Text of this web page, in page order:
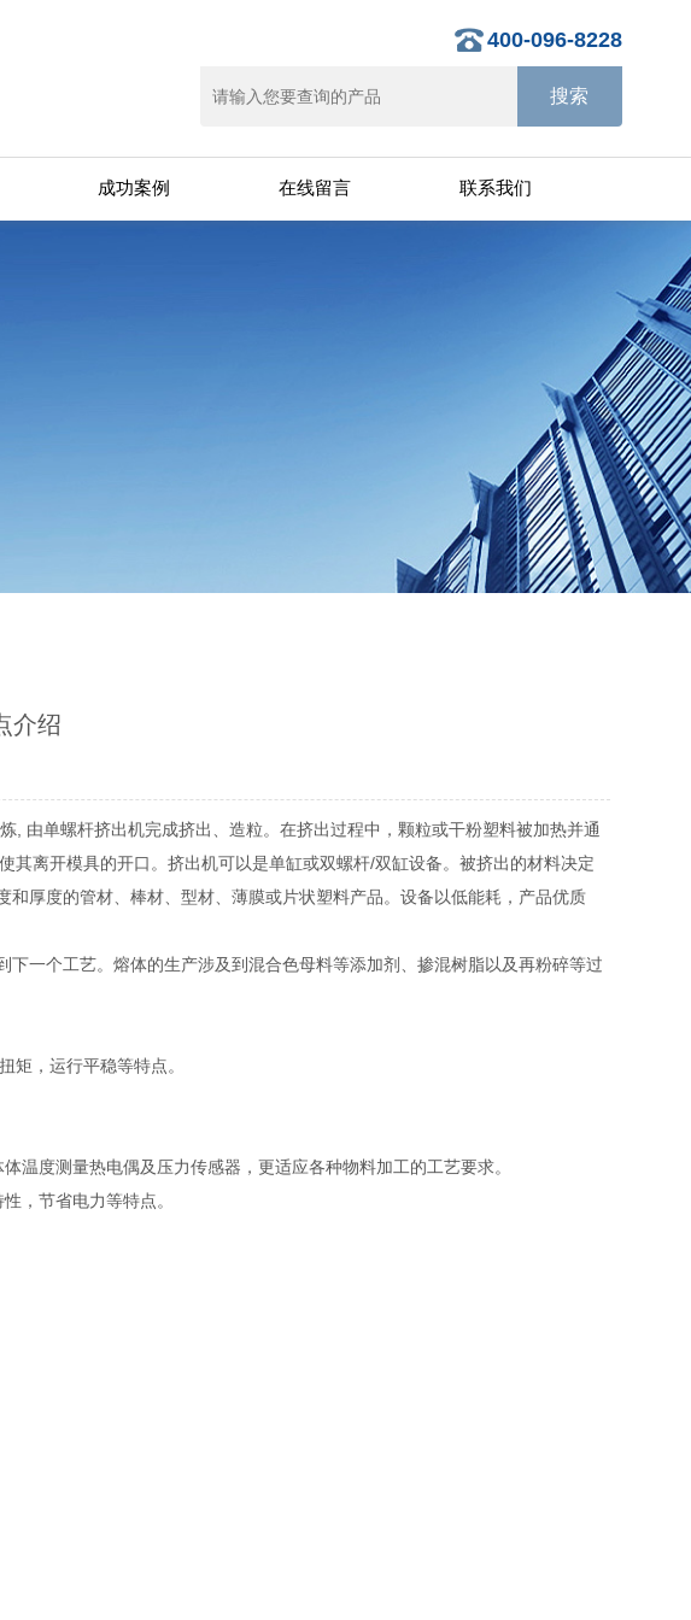
400-096-8228
成功案例 在线留言 联系我们
介绍
由单螺杆挤出机完成挤出、造粒。在挤出过程中，颗粒或干粉塑料被加热并通
离开模具的开口。挤出机可以是单缸或双螺杆/双缸设备。被挤出的材料决定
厚度的管材、棒材、型材、薄膜或片状塑料产品。设备以低能耗，产品优质
一个工艺。熔体的生产涉及到混合色母料等添加剂、掺混树脂以及再粉碎等过
，运行平稳等特点。
度测量热电偶及压力传感器，更适应各种物料加工的工艺要求。
，节省电力等特点。